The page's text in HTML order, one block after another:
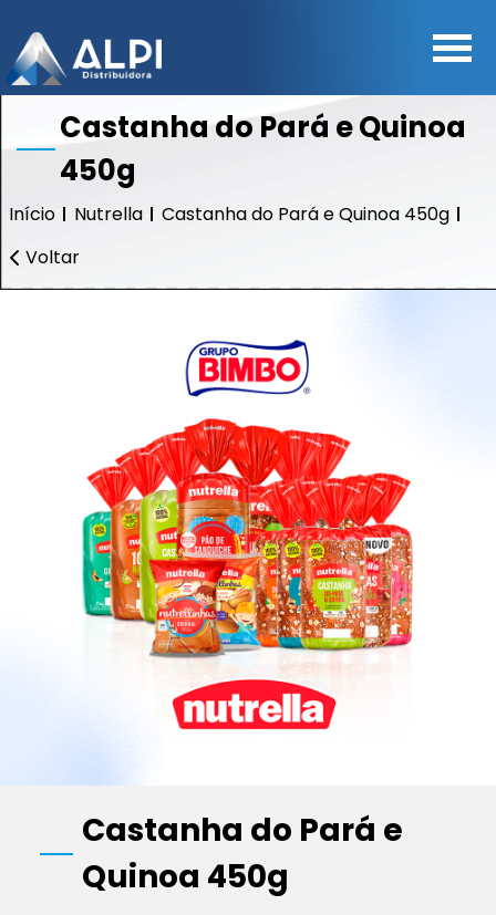
Castanha do Pará e Quinoa
450g
Início Nutrella
Castanha do Pará e Quinoa 450g
Voltar
Castanha do Pará e
Quinoa 450g